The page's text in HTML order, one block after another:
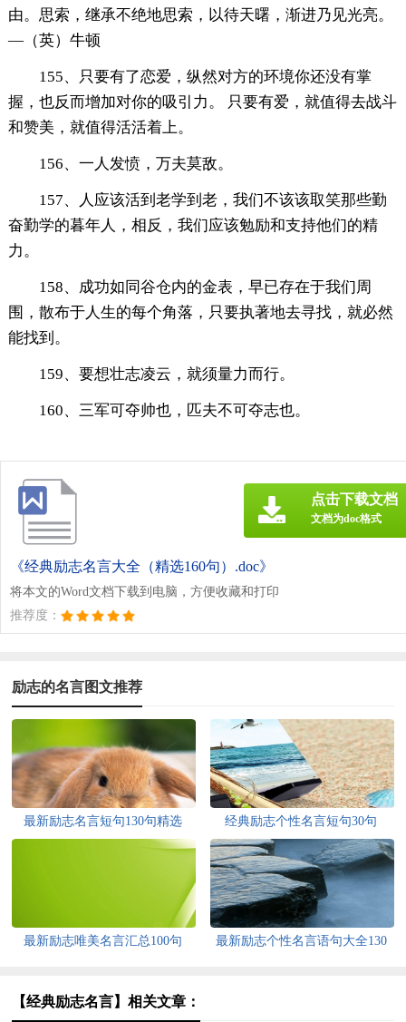
由。思索，继承不绝地思索，以待天曙，渐进乃见光亮。
—（英）牛顿
155、只要有了恋爱，纵然对方的环境你还没有掌
握，也反而增加对你的吸引力。 只要有爱，就值得去战斗
和赞美，就值得活活着上。
156、一人发愤，万夫莫敌。
157、人应该活到老学到老，我们不该该取笑那些勤
奋勤学的暮年人，相反，我们应该勉励和支持他们的精
力。
158、成功如同谷仓内的金表，早已存在于我们周
围，散布于人生的每个角落，只要执著地去寻找，就必然
能找到。
159、要想壮志凌云，就须量力而行。
160、三军可夺帅也，匹夫不可夺志也。
《经典励志名言大全（精选160句）.doc》
将本文的Word文档下载到电脑，方便收藏和打印
推荐度：
点击下载文档
文档为doc格式
励志的名言图文推荐
最新励志名言短句130句精选 经典励志个性名言短句30句
最新励志唯美名言汇总100句
最新励志个性名言语句大全130
【经典励志名言】相关文章：